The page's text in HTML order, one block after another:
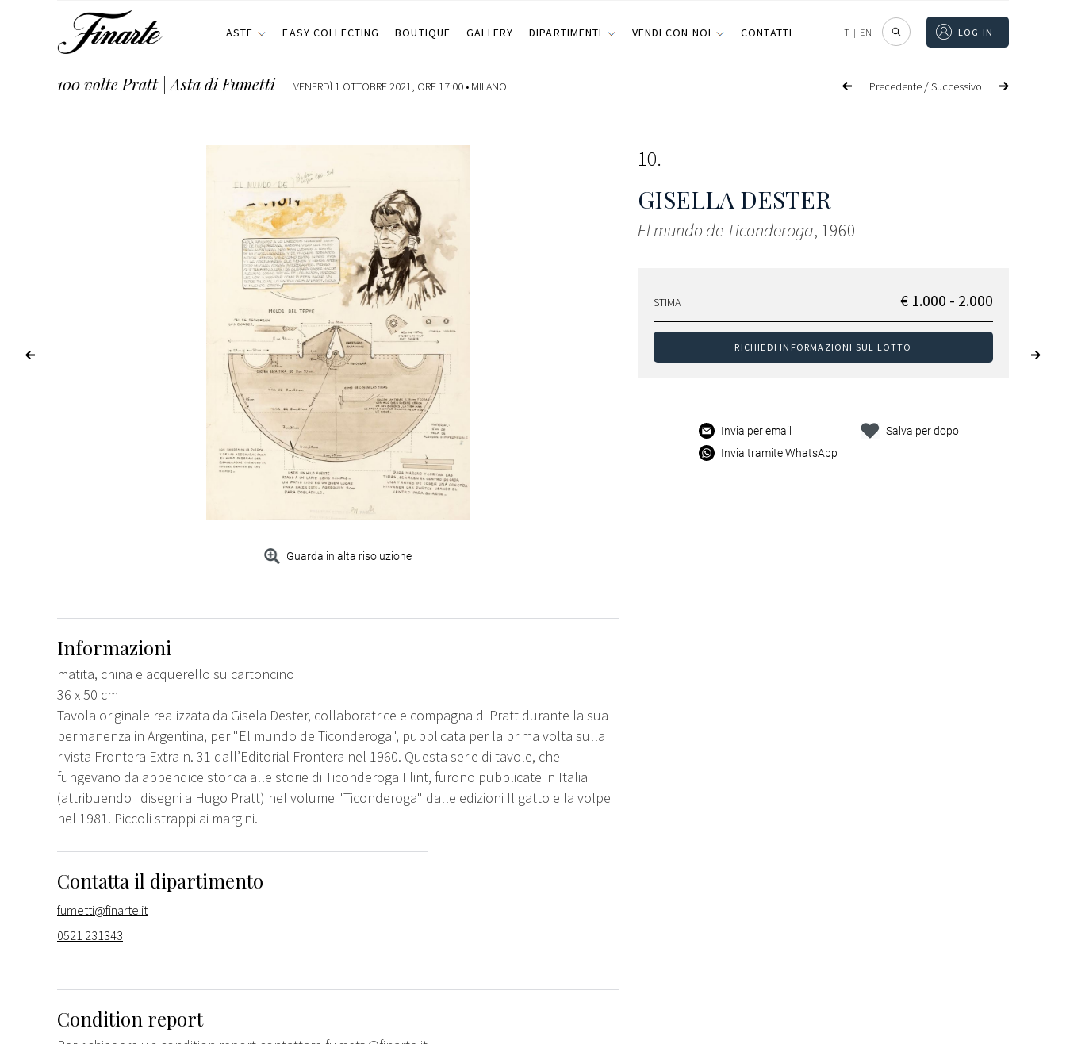
ASTE EASY COLLECTING BOUTIQUE GALLERY DIPARTIMENTI VENDI CON NOI CONTATTI IT | EN LOG IN
Precedente /Successivo
100 volte Pratt | Asta di Fumetti VENERDÌ 1 OTTOBRE 2021, ORE 17:00 • MILANO
Guarda in alta risoluzione
10
GISELLA DESTER
El mundo de Ticonderoga, 1960
STIMA € 1.000 - 2.000
RICHIEDI INFORMAZIONI SUL LOTTO
Invia per email
Invia tramite WhatsApp
Salva per dopo
Informazioni
matita, china e acquerello su cartoncino
36 x 50 cm
Tavola originale realizzata da Gisela Dester, collaboratrice e compagna di Pratt durante la sua
permanenza in Argentina, per "El mundo de Ticonderoga", pubblicata per la prima volta sulla
rivista Frontera Extra n. 31 dall’Editorial Frontera nel 1960. Questa serie di tavole, che
fungevano da appendice storica alle storie di Ticonderoga Flint, furono pubblicate in Italia
(attribuendo i disegni a Hugo Pratt) nel volume "Ticonderoga" dalle edizioni Il gatto e la volpe
nel 1981. Piccoli strappi ai margini.
Contatta il dipartimento
fumetti@finarte.it
0521 231343
Condition report